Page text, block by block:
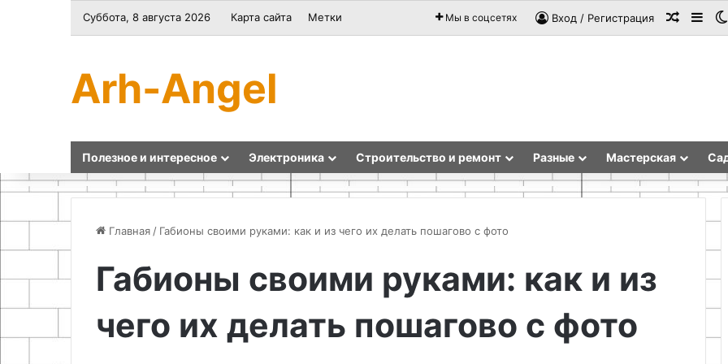
Суббота, 8 августа 2026 Карта сайта Метки Мы в соцсетях Вход / Регистрация
Arh-Angel
Полезное и интересное Электроника Строительство и ремонт Разные Мастерская
Главная / Габионы своими руками: как и из чего их делать пошагово с фото
Габионы своими руками: как и из
чего их делать пошагово с фото
Алебастр
Преимущества
самодельного
из